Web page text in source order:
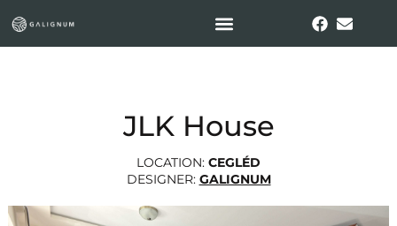
JLK House
LOCATION: CEGLÉD
DESIGNER: GALIGNUM